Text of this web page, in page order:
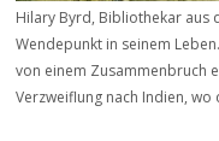
Hilary Byrd, Bibliothekar aus
Wendepunkt in seinem
von einem Zusammenbruch
Verzweiflung nach Indien,